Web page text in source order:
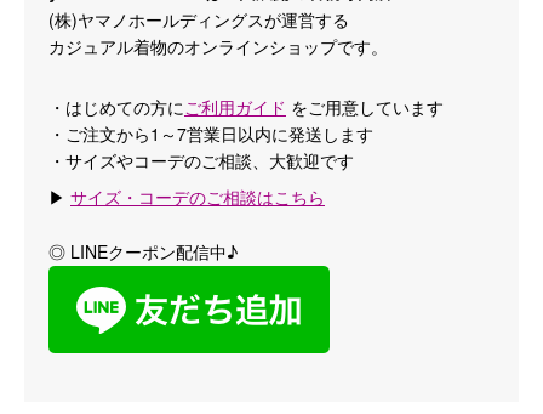
(株)ヤマノホールディングスが運営する
カジュアル着物のオンラインショップです。
・はじめての方に ご利用ガイド をご用意しています
・ご注文から1～7営業日以内に発送します
・サイズやコーデのご相談、大歓迎です
▶ サイズ・コーデのご相談はこちら
◎ LINEクーポン配信中♪